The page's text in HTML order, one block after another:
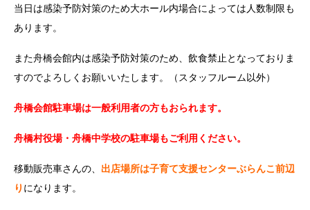
当日は感染予防対策のため大ホール内場合によっては人数制限も
あります。
また舟橋会館内は感染予防対策のため、飲食禁止となっておりま
すのでよろしくお願いいたします。（スタッフルーム以外）
舟橋会館駐車場は一般利用者の方もおられます。
舟橋村役場・舟橋中学校の駐車場もご利用ください。
移動販売車さんの、 出店場所は子育て支援センターぶらんこ前辺
り になります。